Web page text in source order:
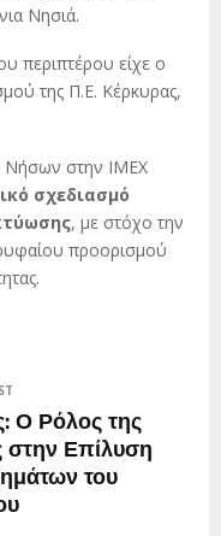
Νησιά.
περιπτέρου είχε ο
της Π.Ε. Κέρκυρας,
Νήσων στην IMEX
σχεδιασμό
, με στόχο την
προορισμού
Ο Ρόλος της
στην Επίλυση
του